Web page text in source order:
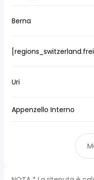
Berna
Uri
Appenzello Interno